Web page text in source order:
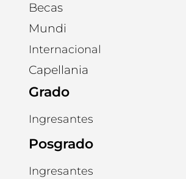
Becas
Mundi
Internacional
Capellania
Grado
Ingresantes
Posgrado
Ingresantes